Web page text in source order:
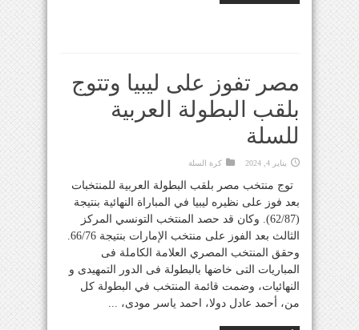
مصر تفوز على ليبيا وتتوج
بلقب البطولة العربية
للسلة
يناير 4, 2024 كرة السلة
توج منتخب مصر بلقب البطولة العربية للمنتخبات
بعد فوز على نظيره ليبيا في المباراة النهائية بنتيجة
(62/87). وكان قد حصد المنتخب التونسي المركز
الثالث بعد الفوز على منتخب الإمارات بنتيجة 66/76.
وحقق المنتخب المصري العلامة الكاملة فى
المباريات التى خاضها بالبطولة فى الدور التمهيدى و
النهائيات، وضمت قائمة المنتخب في البطولة كل
من، أحمد عادل دولا، احمد ياسر مودى، ...